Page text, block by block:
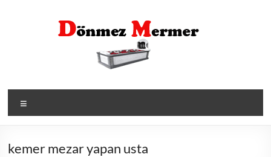
kemer mezar yapan usta